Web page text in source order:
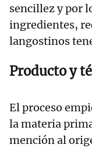
sencillez y por
ingredientes,
langostinos
Producto y
El proceso
la materia
mención al